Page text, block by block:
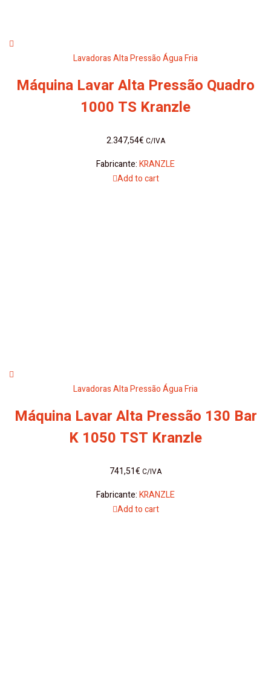
Lavadoras Alta Pressão Água Fria
Máquina Lavar Alta Pressão Quadro
1000 TS Kranzle
2.347,54€ C/IVA
Fabricante:KRANZLE
Add to cart
Lavadoras Alta Pressão Água Fria
Máquina Lavar Alta Pressão 130 Bar
K 1050 TST Kranzle
741,51€ C/IVA
Fabricante:KRANZLE
Add to cart